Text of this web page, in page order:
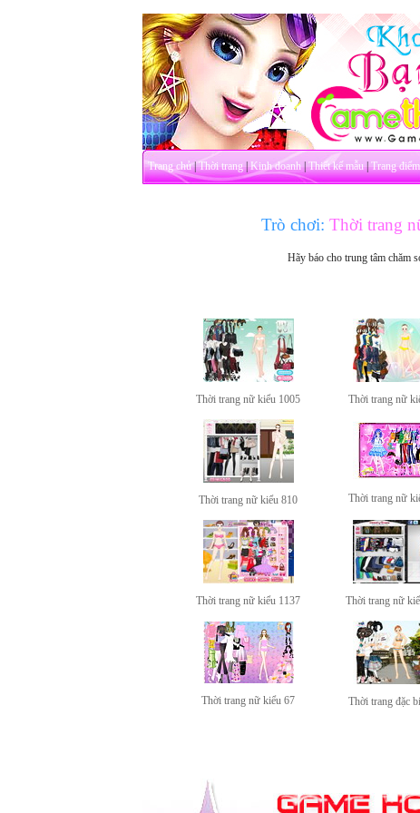
Trang chủ|Thời trang|Kinh doanh|Thiết kế mẫu|Trang điểm
Trò chơi: Thời trang
Hãy báo cho trung tâm chăm
Thời trang nữ kiểu 1005 Thời trang nữ
Thời trang nữ kiểu 810 Thời trang nữ
Thời trang nữ kiểu 1137 Thời trang nữ
Thời trang nữ kiểu 67 Thời trang đặc